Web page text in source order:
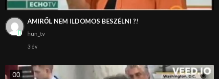
AMIRŐL NEM ILDOMOS BESZÉLNI ?!
hun_tv
3 év
00